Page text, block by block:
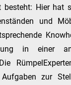
besteht: Hier hat
und
in einer
Aufgaben zur